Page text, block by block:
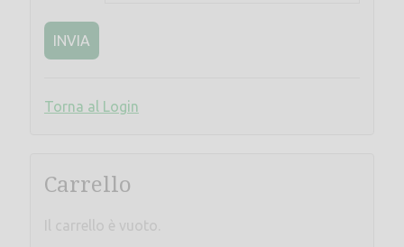
INVIA
Torna al Login
Carrello
Il carrello è vuoto.